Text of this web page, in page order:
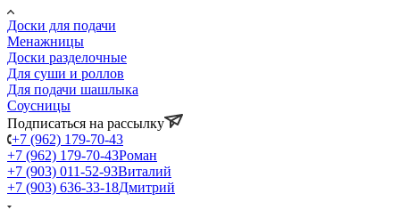
Доски для подачи
Менажницы
Доски разделочные
Для суши и роллов
Для подачи шашлыка
Соусницы
Подписаться на рассылку
+7 (962) 179-70-43
+7 (962) 179-70-43Роман
+7 (903) 011-52-93Виталий
+7 (903) 636-33-18Дмитрий